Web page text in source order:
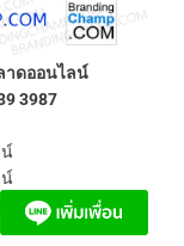
าดออนไลน์
3987
น์
น์
ออนไลน์